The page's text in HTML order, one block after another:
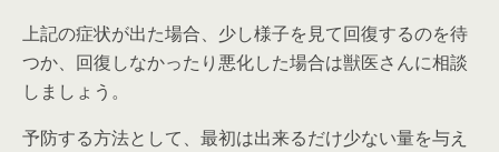
上記の症状が出た場合、少し様子を見て回復するのを待
つか、回復しなかったり悪化した場合は獣医さんに相談
しましょう。
予防する方法として、最初は出来るだけ少ない量を与え